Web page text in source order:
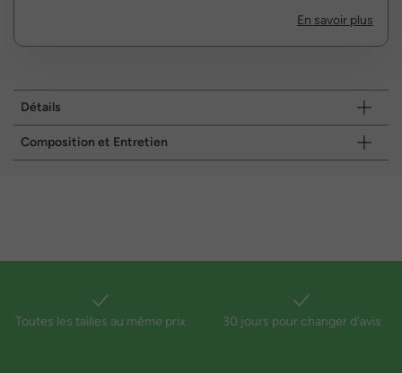
En savoir plus
Détails
Composition et Entretien
Toutes les tailles au même prix 30 jours pour changer d'avis